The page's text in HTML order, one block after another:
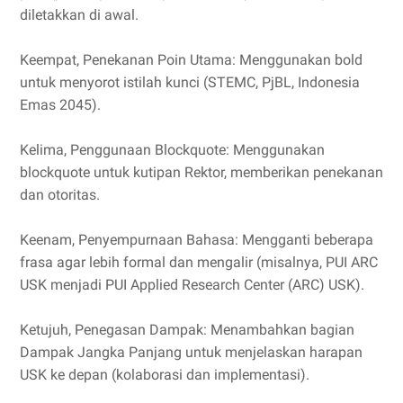
diletakkan di awal.
Keempat, Penekanan Poin Utama: Menggunakan bold
untuk menyorot istilah kunci (STEMC, PjBL, Indonesia
Emas 2045).
Kelima, Penggunaan Blockquote: Menggunakan
blockquote untuk kutipan Rektor, memberikan penekanan
dan otoritas.
Keenam, Penyempurnaan Bahasa: Mengganti beberapa
frasa agar lebih formal dan mengalir (misalnya, PUI ARC
USK menjadi PUI Applied Research Center (ARC) USK).
Ketujuh, Penegasan Dampak: Menambahkan bagian
Dampak Jangka Panjang untuk menjelaskan harapan
USK ke depan (kolaborasi dan implementasi).